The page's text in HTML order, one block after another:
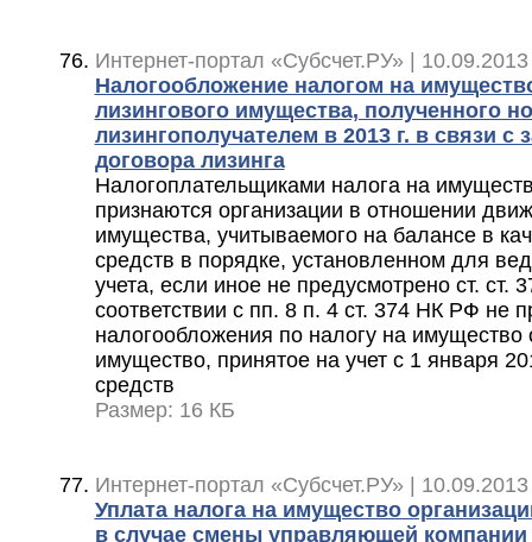
Интернет-портал «Субсчет.РУ» |
Налогообложение налогом на
лизингового имущества, полученного
лизингополучателем в 2013 г. в связи с
договора лизинга
Налогоплательщиками налога на
признаются организации в отношении
имущества, учитываемого на балансе в
средств в порядке, установленном для
учета, если иное не предусмотрено ст.
соответствии с пп. 8 п. 4 ст. 374 НК РФ не
налогообложения по налогу на
имущество, принятое на учет с 1 января
средств
Размер: 16 КБ
Интернет-портал «Субсчет.РУ» |
Уплата налога на имущество
в случае смены управляющей